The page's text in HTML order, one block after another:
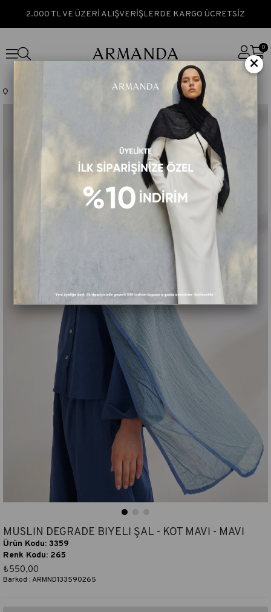
2.000 TL VE ÜZERİ ALIŞVERİŞLERDE KARGO ÜCRETSİZ
0
Anasayfa MÜSLİN DEGRADE BİYELİ ŞAL - KOT MAVİ - MAVİ
MÜSLİN DEGRADE BİYELİ ŞAL - KOT MAVİ - MAVİ
Ürün Kodu: 3359
Renk Kodu: 265
₺550,00
Barkod :ARMND133590265
×